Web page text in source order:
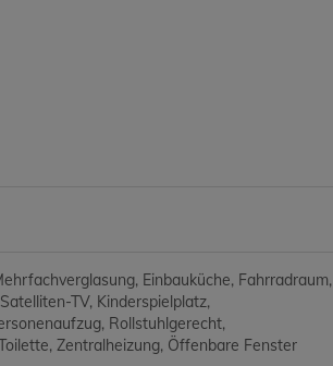
Einbauküche Fahrradraum
TV Kinderspielplatz
Rollstuhlgerecht
Zentralheizung Öffenbare Fenster